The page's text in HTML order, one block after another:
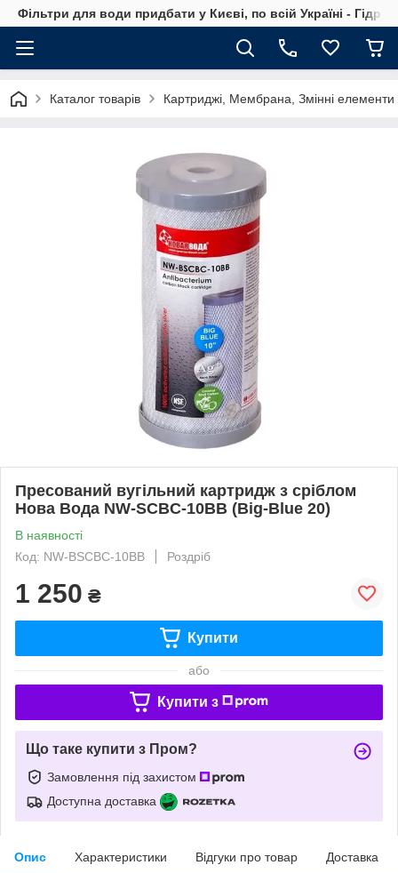
Фільтри для води придбати у Києві, по всій Україні - Гідро-
Каталог товарів Картриджі, Мембрана, Змінні елементи
Пресований вугільний картридж з сріблом
Нова Вода NW-SCBC-10BB (Big-Blue 20)
В наявності
Код: NW-BSCBC-10BB
Роздріб
1 250 ₴
Купити
або
Купити з
Що таке купити з Пром?
Замовлення під захистом
Доступна доставка
Опис Характеристики Відгуки про товар Доставка